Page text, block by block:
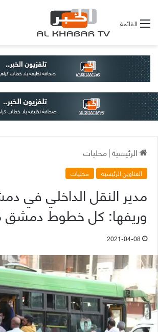
القائمة
الرئيسية|محليات
العناوين الرئيسية محليات
مدير النقل الداخلي في
وريفها: كل خطوط دمشق
2021-04-08